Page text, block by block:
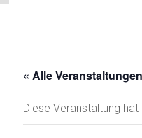
« Alle Veranstaltungen
Diese Veranstaltung